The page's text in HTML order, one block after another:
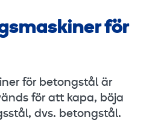
för
för betongstål är
för att kapa, böja
dvs. betongstål.